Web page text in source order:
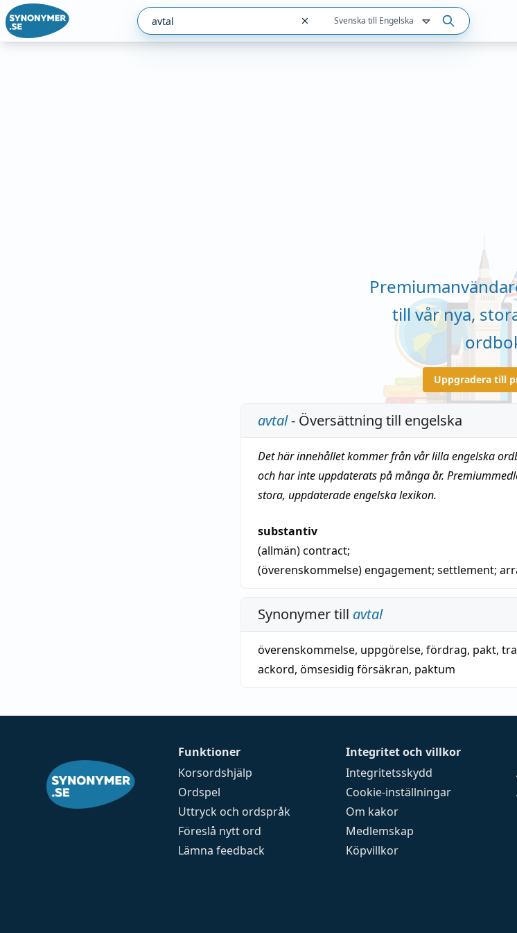
Svenska till Engelska
till vår nya,
Uppgradera till
avtal- Översättning till engelska
Det här innehållet kommer från vår lilla engelska
och har inte uppdaterats på många år.
stora, uppdaterade engelska lexikon.
substantiv
(allmän)contract;
(överenskommelse)engagement; settlement;
Synonymer till avtal
överenskommelse, uppgörelse, fördrag, pakt,
ackord, ömsesidig försäkran, paktum
Funktioner
Korsordshjälp
Ordspel
Uttryck och ordspråk
Föreslå nytt ord
Lämna feedback
Integritet och villkor
Integritetsskydd
Cookie-inställningar
Om kakor
Medlemskap
Köpvillkor